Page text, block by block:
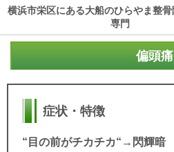
横浜市栄区にある大船のひらやま整
専門
偏頭痛
症状・特徴
“ 目の前がチカチカ“ → 閃輝暗